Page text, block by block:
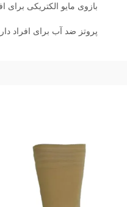
بازوی مایو الکتریکی برای
پروتز ضد آب برای افراد